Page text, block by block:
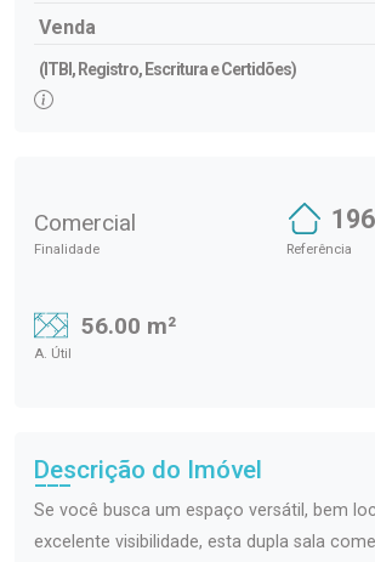
Venda
(ITBI, Registro, Escritura e Certidões)
Comercial
Finalidade Referência
56.00 m²
A. Útil
Descrição do Imóvel
Se você busca um espaço versátil, bem
excelente visibilidade, esta dupla sala